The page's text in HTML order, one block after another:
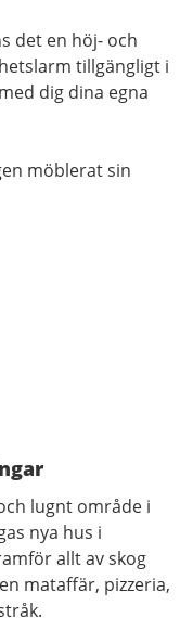
det en höj- och
tillgängligt i
dig dina egna
möblerat sin
lugnt område i
nya hus i
allt av skog
mataffär, pizzeria,